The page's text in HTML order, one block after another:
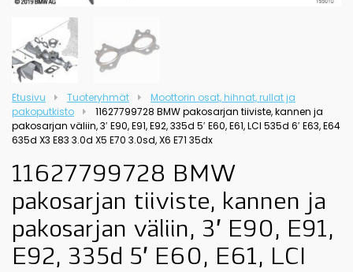
Etusivu Tuoteryhmät
Moottorin osat, hihnat, rullat ja
pakoputkisto
11627799728 BMW pakosarjan tiiviste, kannen ja
pakosarjan väliin, 3′ E90, E91, E92, 335d 5′ E60, E61, LCI 535d 6′ E63, E64
635d X3 E83 3.0d X5 E70 3.0sd, X6 E71 35dx
11627799728 BMW
pakosarjan tiiviste, kannen ja
pakosarjan väliin, 3′ E90, E91,
E92, 335d 5′ E60, E61, LCI